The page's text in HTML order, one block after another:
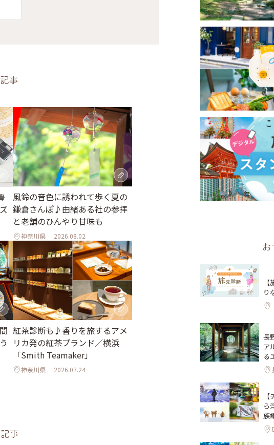
事
風鈴の音色に誘われて歩く夏の
鎌倉さんぽ♪由緒ある社の参拝
と老舗のひんやり甘味も
神奈川県 2026.08.02
紅茶診断も♪香りを旅するアメ
リカ発の紅茶ブランド／横浜
「Smith Teamaker」
神奈川県 2026.07.24
事
り
長
ア
る
ら
族